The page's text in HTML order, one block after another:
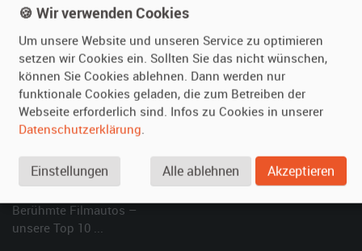
Kundenmeinungen
Vermieten
Oldtimer anmelden
Fotos senden
Fragen für Vermieter
Hilfe
Häufige Fragen (FAQ)
So funktioniert's
Berühmte Filmautos –
unsere Top 10 ...
🍪 Wir verwenden Cookies
Um unsere Website und unseren Service zu optimieren
setzen wir Cookies ein. Sollten Sie das nicht wünschen,
können Sie Cookies ablehnen. Dann werden nur
funktionale Cookies geladen, die zum Betreiben der
Webseite erforderlich sind. Infos zu Cookies in unserer
Datenschutzerklärung.
Einstellungen Alle ablehnen Akzeptieren